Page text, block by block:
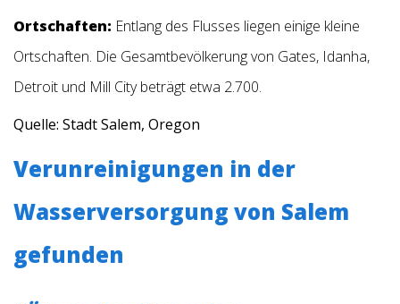
Ortschaften: Entlang des Flusses liegen einige kleine
Ortschaften. Die Gesamtbevölkerung von Gates, Idanha,
Detroit und Mill City beträgt etwa 2.700.
Quelle: Stadt Salem, Oregon
Verunreinigungen in der
Wasserversorgung von Salem
gefunden